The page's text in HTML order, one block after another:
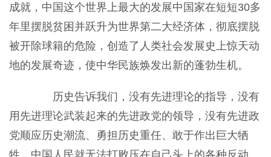
成就，中国这个世界上最大的发展中国家在短短30多
年里摆脱贫困并跃升为世界第二大经济体，彻底摆脱
被开除球籍的危险，创造了人类社会发展史上惊天动
地的发展奇迹，使中华民族焕发出新的蓬勃生机。
历史告诉我们，没有先进理论的指导，没有
用先进理论武装起来的先进政党的领导，没有先进政
党顺应历史潮流、勇担历史重任、敢于作出巨大牺
牲，中国人民就无法打败压在自己头上的各种反动